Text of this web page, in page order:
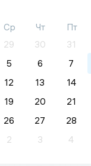
Ср Чт Пт
29 30 31
5 6 7
12 13 14
19 20 21
26 27 28
2 3 4